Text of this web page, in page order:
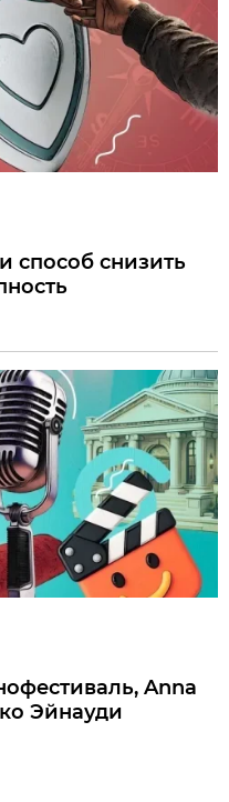
способ снизить
Anna
Эйнауди